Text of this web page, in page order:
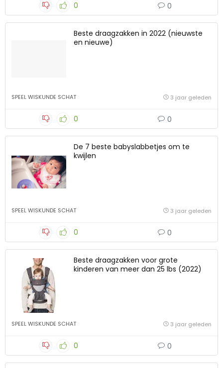
0 0
Beste draagzakken in 2022 (nieuwste
en nieuwe)
SPEEL WISKUNDE SCHAT 3 jaar geleden
0 0
De 7 beste babyslabbetjes om te
kwijlen
SPEEL WISKUNDE SCHAT 3 jaar geleden
0 0
Beste draagzakken voor grote
kinderen van meer dan 25 lbs (2022)
SPEEL WISKUNDE SCHAT 3 jaar geleden
0 0